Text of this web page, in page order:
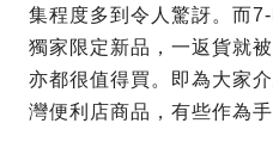
集程度多到令人驚訝。而
獨家限定新品，一返貨就
亦都很值得買。即為大家
灣便利店商品，有些作為手